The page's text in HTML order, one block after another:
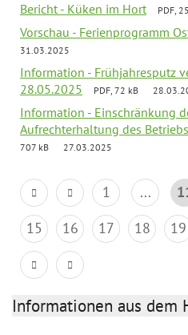
Bericht - Küken im Hort PDF,
Vorschau - Ferienprogramm
31.03.2025
Information - Frühjahresputz
28.05.2025
PDF, 72 kB
Information - Einschränkung
Aufrechterhaltung des
707 kB
27.03.2025
1 ...
15
16 17 18 19
Informationen aus dem